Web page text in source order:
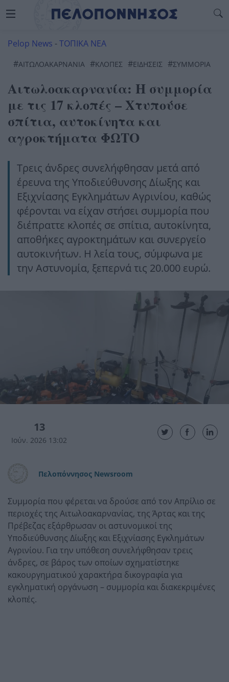
Pelop News -ΤΟΠΙΚΑ ΝΕΑ
#ΑΙΤΩΛΟΑΚΑΡΝΑΝΊΑ #ΚΛΟΠΈΣ #ΕΙΔΗΣΕΙΣ #ΣΥΜΜΟΡΙΑ
Αιτωλοακαρνανία: Η συμμορία
με τις 17 κλοπές – Χτυπούσε
σπίτια, αυτοκίνητα και
αγροκτήματα ΦΩΤΟ
Τρεις άνδρες συνελήφθησαν μετά από
έρευνα της Υποδιεύθυνσης Δίωξης και
Εξιχνίασης Εγκλημάτων Αγρινίου, καθώς
φέρονται να είχαν στήσει συμμορία που
διέπραττε κλοπές σε σπίτια, αυτοκίνητα,
αποθήκες αγροκτημάτων και συνεργείο
αυτοκινήτων. Η λεία τους, σύμφωνα με
την Αστυνομία, ξεπερνά τις 20.000 ευρώ.
13
Ιούν. 2026 13:02
Πελοπόννησος Newsroom
Συμμορία που φέρεται να δρούσε από τον Απρίλιο σε
περιοχές της Αιτωλοακαρνανίας, της Άρτας και της
Πρέβεζας εξάρθρωσαν οι αστυνομικοί της
Υποδιεύθυνσης Δίωξης και Εξιχνίασης Εγκλημάτων
Αγρινίου. Για την υπόθεση συνελήφθησαν τρεις
άνδρες, σε βάρος των οποίων σχηματίστηκε
κακουργηματικού χαρακτήρα δικογραφία για
εγκληματική οργάνωση – συμμορία και διακεκριμένες
κλοπές.